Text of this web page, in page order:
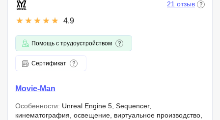
4.9
21 отзыв
Помощь с трудоустройством
Сертификат
Movie-Man
Особенности: Unreal Engine 5, Sequencer,
кинематография, освещение, виртуальное производство,